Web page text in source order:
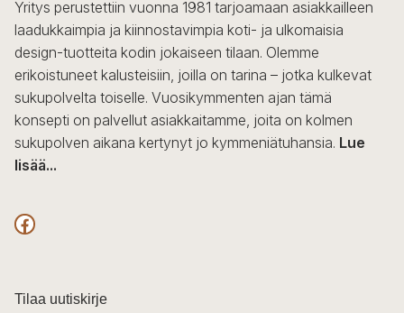
Yritys perustettiin vuonna 1981 tarjoamaan asiakkailleen
laadukkaimpia ja kiinnostavimpia koti- ja ulkomaisia
design-tuotteita kodin jokaiseen tilaan. Olemme
erikoistuneet kalusteisiin, joilla on tarina – jotka kulkevat
sukupolvelta toiselle. Vuosikymmenten ajan tämä
konsepti on palvellut asiakkaitamme, joita on kolmen
sukupolven aikana kertynyt jo kymmeniätuhansia. Lue
lisää...
F
c
Tilaa uutiskirje